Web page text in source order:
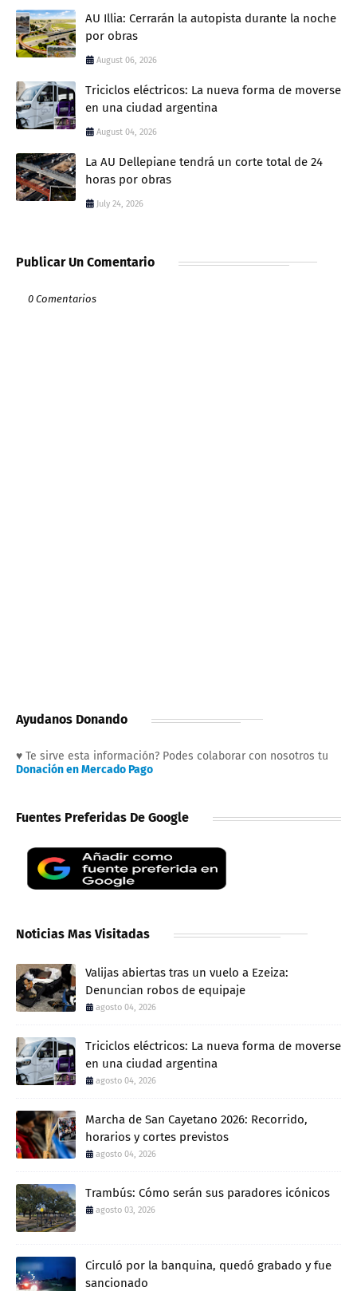
AU Illia: Cerrarán la autopista durante la noche
por obras
August 06, 2026
Triciclos eléctricos: La nueva forma de moverse
en una ciudad argentina
August 04, 2026
La AU Dellepiane tendrá un corte total de 24
horas por obras
July 24, 2026
Publicar Un Comentario
0 Comentarios
Ayudanos Donando
♥ Te sirve esta información? Podes colaborar con nosotros tu
Donación en Mercado Pago
Fuentes Preferidas De Google
Noticias Mas Visitadas
Valijas abiertas tras un vuelo a Ezeiza:
Denuncian robos de equipaje
agosto 04, 2026
Triciclos eléctricos: La nueva forma de moverse
en una ciudad argentina
agosto 04, 2026
Marcha de San Cayetano 2026: Recorrido,
horarios y cortes previstos
agosto 04, 2026
Trambús: Cómo serán sus paradores icónicos
agosto 03, 2026
Circuló por la banquina, quedó grabado y fue
sancionado